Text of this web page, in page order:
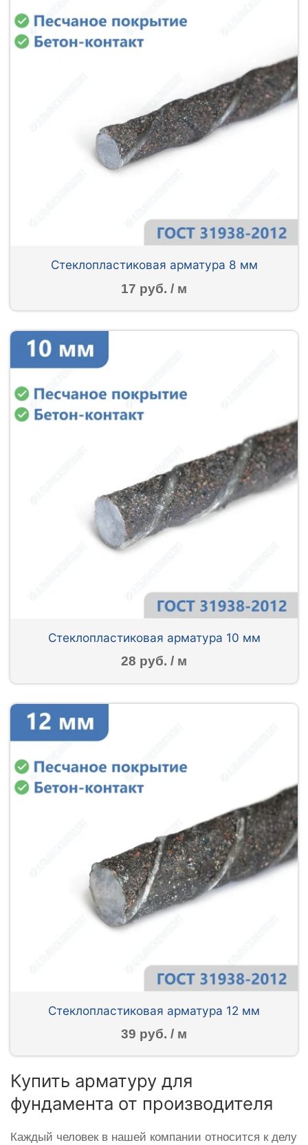
Стеклопластиковая арматура 8 мм
17 руб. / м
Стеклопластиковая арматура 10 мм
28 руб. / м
Стеклопластиковая арматура 12 мм
39 руб. / м
Купить арматуру для
фундамента от производителя
Каждый человек в нашей компании относится к делу